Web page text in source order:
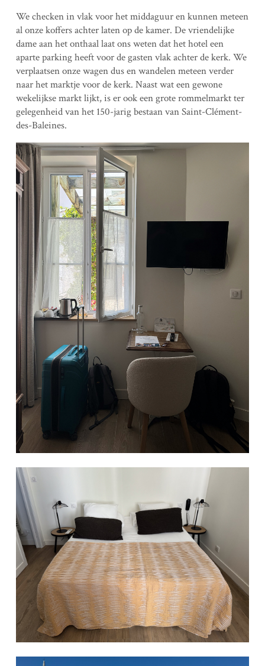
We checken in vlak voor het middaguur en kunnen meteen
al onze koffers achter laten op de kamer. De vriendelijke
dame aan het onthaal laat ons weten dat het hotel een
aparte parking heeft voor de gasten vlak achter de kerk. We
verplaatsen onze wagen dus en wandelen meteen verder
naar het marktje voor de kerk. Naast wat een gewone
wekelijkse markt lijkt, is er ook een grote rommelmarkt ter
gelegenheid van het 150-jarig bestaan van Saint-Clément-
des-Baleines.